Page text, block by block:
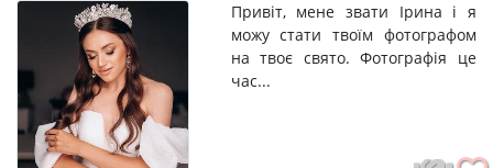
Привіт, мене звати Ірина і я
можу стати твоїм фотографом
на твоє свято. Фотографія це
час...